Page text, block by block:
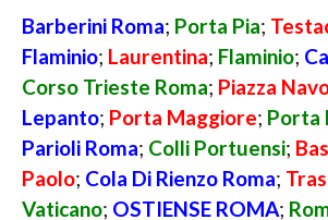
Barberini Roma; Porta Pia;
Flaminio; Laurentina; Flaminio;
Corso Trieste Roma; Piazza
Lepanto; Porta Maggiore; Porta
Parioli Roma; Colli Portuensi;
Paolo; Cola Di Rienzo Roma;
Vaticano; OSTIENSE ROMA;